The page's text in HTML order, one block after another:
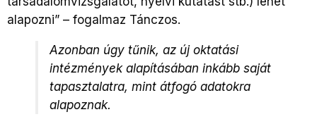
alapozni” – fogalmaz Tánczos.
Azonban úgy tűnik, az új oktatási
intézmények alapításában inkább saját
tapasztalatra, mint átfogó adatokra
alapoznak.